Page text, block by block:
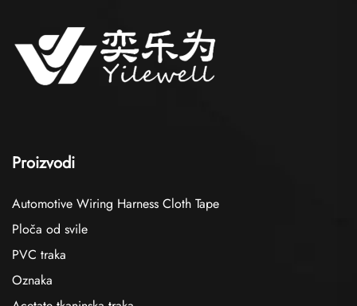
Proizvodi
Automotive Wiring Harness Cloth Tape
Ploča od svile
PVC traka
Oznaka